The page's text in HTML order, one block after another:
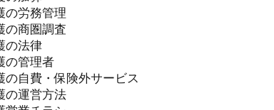
の労務管理
の商圏調査
の法律
の管理者
の自費・保険外サービス
の運営方法